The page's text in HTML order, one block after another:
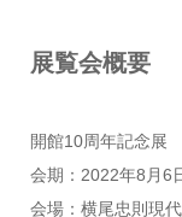
展覧会概要
開館10周年記念展
会期：2022年8月
会場：横尾忠則現